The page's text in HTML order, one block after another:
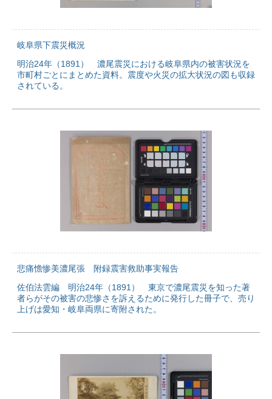
岐阜県下震災概況
明治24年（1891） 濃尾震災における岐阜県内の被害状況を
市町村ごとにまとめた資料。震度や火災の拡大状況の図も収録
されている。
悲痛憺惨美濃尾張 附録震害救助事実報告
佐伯法雲編 明治24年（1891） 東京で濃尾震災を知った著
者らがその被害の悲惨さを訴えるために発行した冊子で、売り
上げは愛知・岐阜両県に寄附された。